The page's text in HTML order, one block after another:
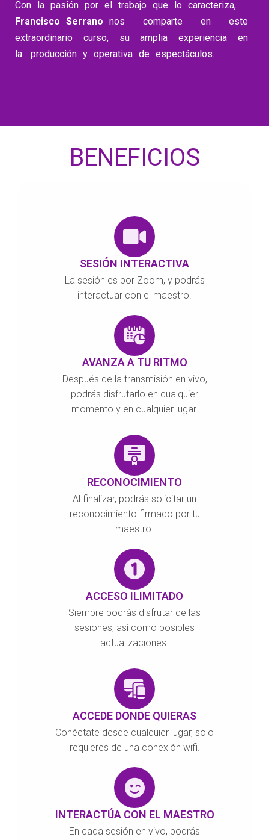
Con la pasión por el trabajo que lo caracteriza,
Francisco Serrano nos comparte en este
extraordinario curso, su amplia experiencia en
la producción y operativa de espectáculos.
BENEFICIOS
SESIÓN INTERACTIVA
La sesión es por Zoom, y podrás
interactuar con el maestro.
AVANZA A TU RITMO
Después de la transmisión en vivo,
podrás disfrutarlo en cualquier
momento y en cualquier lugar.
RECONOCIMIENTO
Al finalizar, podrás solicitar un
reconocimiento firmado por tu
maestro.
ACCESO ILIMITADO
Siempre podrás disfrutar de las
sesiones, así como posibles
actualizaciones.
ACCEDE DONDE QUIERAS
Conéctate desde cualquier lugar, solo
requieres de una conexión wifi.
INTERACTÚA CON EL MAESTRO
En cada sesión en vivo, podrás